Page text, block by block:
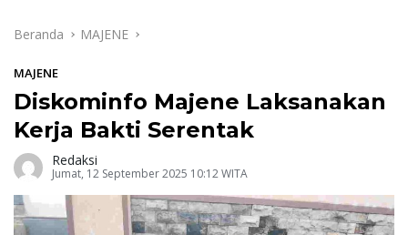
Beranda MAJENE
MAJENE
Diskominfo Majene Laksanakan
Kerja Bakti Serentak
Redaksi
Jumat, 12 September 2025 10:12 WITA